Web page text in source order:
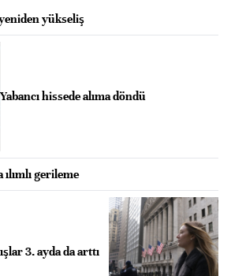
yükseliş
Yabancı hissede alıma döndü
gerileme
3. ayda da arttı